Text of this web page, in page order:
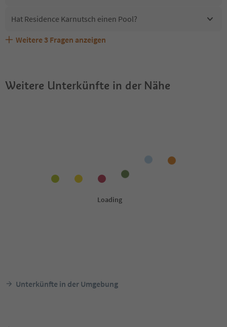
Hat Residence Karnutsch einen Pool?
Sind Haustiere in der Unterkunft Residence Karnutsch
Welche Services bietet Residence Karnutsch?
Erhalten die Gäste von Residence Karnutsch einen
Weitere 3 Fragen anzeigen
Weitere Unterkünfte in der Nähe
Unterkünfte in der Umgebung